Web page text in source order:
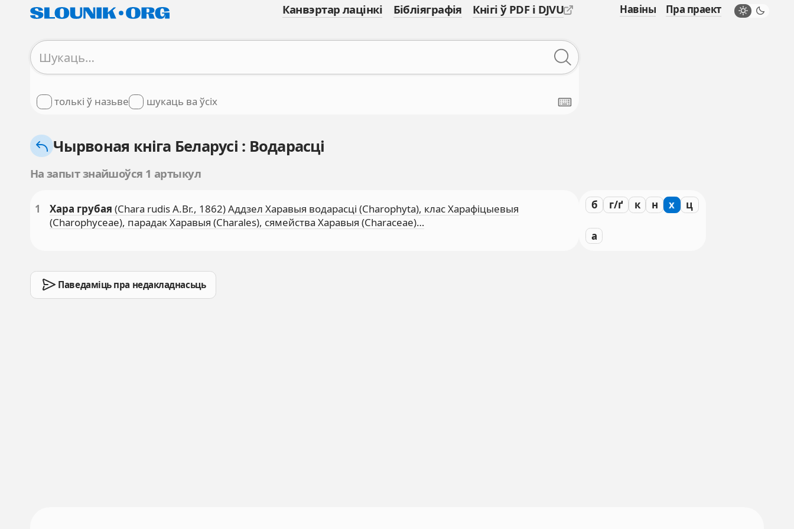
Канвэртар лацінкі Бібліяграфія Кнігі ў PDF і DJVU Навіны Пра праект
толькі ў назьве шукаць ва ўсіх
Чырвоная кніга Беларусі : Водарасці
На запыт знайшоўся 1 артыкул
б г/ґ к н х ц
а
1 Хара грубая (Chara rudis A.Br., 1862) Аддзел Харавыя водарасці (Charophyta), клас Харафіцыевыя
(Charophyceae), парадак Харавыя (Charales), сямейства Харавыя (Characeae)…
Паведаміць пра недакладнасьць